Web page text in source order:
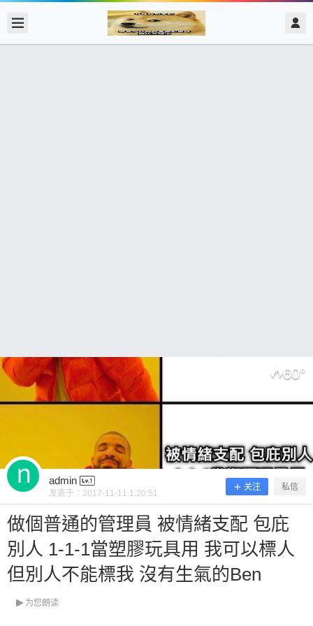
60°
admin
发表于： 2017-11-11 1:20:51
关注 私信
做個普通的管理員 被情緒支配 包庇
別人 1-1-1當塑膠玩具用 我可以標人
但別人不能標我 沒有生氣的Ben
为您朗读
admin @ 梗圖大全 MEME NOW 2017/11/11